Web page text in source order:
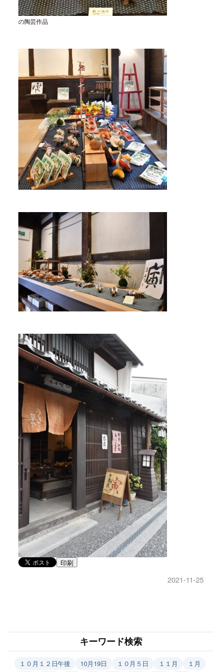
の陶芸作品
印刷
2021-11-25
キーワード検索
１０月１２日午後 10月19日 １０月５日 １１月 １月